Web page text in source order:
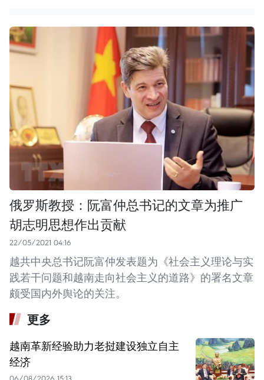
俄罗斯教授：阮富仲总书记的文章为推广
胡志明思想作出贡献
22/05/2021 04:16
越共中央总书记阮富仲发表题为《社会主义理论与实
践若干问题和越南走向社会主义的道路》的署名文章
颇受国内外舆论的关注。
更多
越南革新经验助力老挝建设独立自主
经济